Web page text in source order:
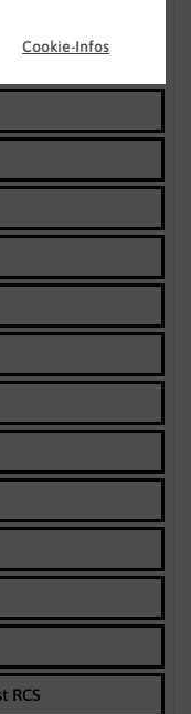
RCS
Cookie-Infos